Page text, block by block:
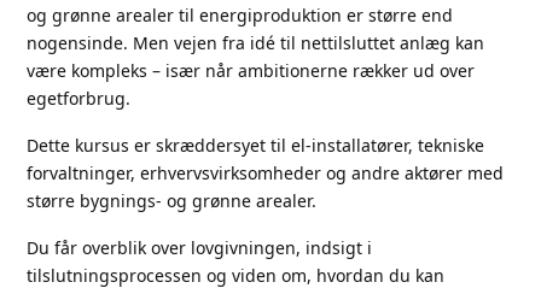
og grønne arealer til energiproduktion er større end
nogensinde. Men vejen fra idé til nettilsluttet anlæg kan
være kompleks – især når ambitionerne rækker ud over
egetforbrug.
Dette kursus er skræddersyet til el-installatører, tekniske
forvaltninger, erhvervsvirksomheder og andre aktører med
større bygnings- og grønne arealer.
Du får overblik over lovgivningen, indsigt i
tilslutningsprocessen og viden om, hvordan du kan